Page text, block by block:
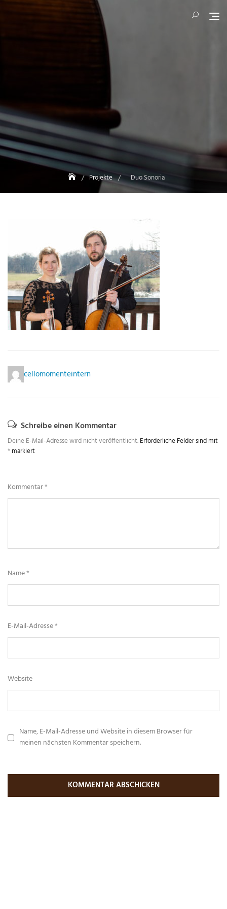
Projekte Duo Sonoria
cellomomenteintern
Schreibe einen Kommentar
Deine E-Mail-Adresse wird nicht veröffentlicht.Erforderliche Felder sind mit
*markiert
Kommentar*
Name*
E-Mail-Adresse*
Website
Name, E-Mail-Adresse und Website in diesem Browser für
meinen nächsten Kommentar speichern.